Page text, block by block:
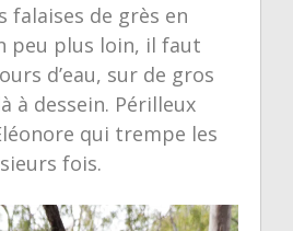
falaises de grès en
peu plus loin, il faut
d’eau, sur de gros
à dessein. Périlleux
qui trempe les
fois.